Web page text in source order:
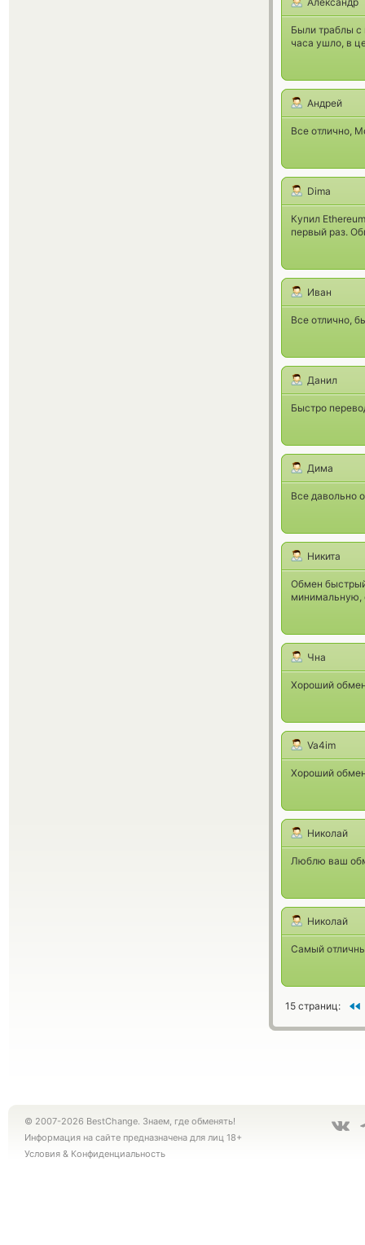
Были траблы с
часа ушло, в
Андрей
Все отлично,
Dima
Купил
первый раз.
Иван
Все отлично,
Данил
Быстро
Дима
Все давольно
Никита
Обмен
минимальную,
Чна
Хороший
Va4im
Хороший
Николай
Люблю ваш
Николай
Самый
15 страниц:
© 2007-2026 BestChange. Знаем, где обменять!
Информация на сайте предназначена для лиц 18+
Условия & Конфиденциальность